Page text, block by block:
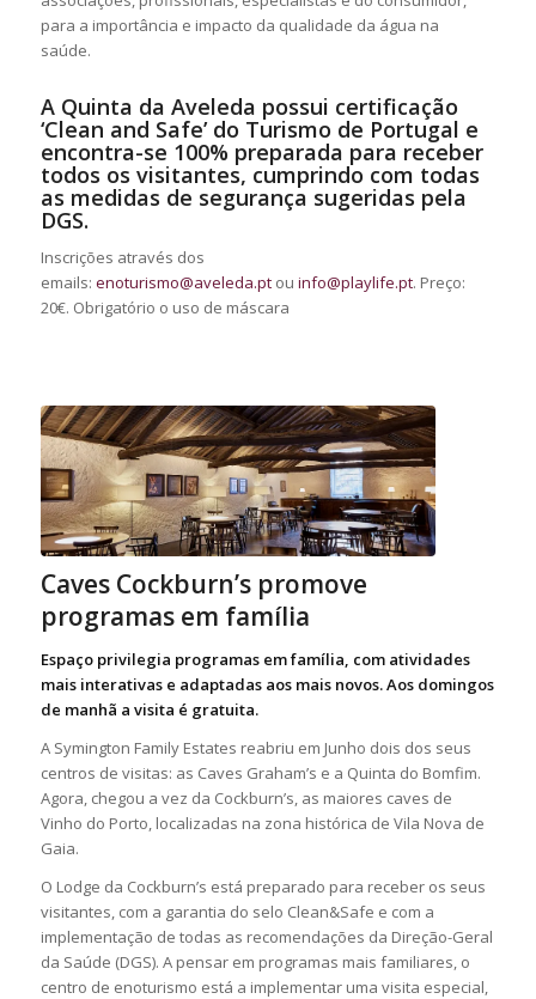
para a importância e impacto da qualidade da água na
saúde.
A Quinta da Aveleda possui certificação
‘Clean and Safe’ do Turismo de Portugal e
encontra-se 100% preparada para receber
todos os visitantes, cumprindo com todas
as medidas de segurança sugeridas pela
DGS.
Inscrições através dos
emails: enoturismo@aveleda.ptou info@playlife.pt. Preço:
20€. Obrigatório o uso de máscara
Caves Cockburn’s promove
programas em família
Espaço privilegia programas em família, com atividades
mais interativas e adaptadas aos mais novos. Aos domingos
de manhã a visita é gratuita.
A Symington Family Estates reabriu em Junho dois dos seus
centros de visitas: as Caves Graham’s e a Quinta do Bomfim.
Agora, chegou a vez da Cockburn’s, as maiores caves de
Vinho do Porto, localizadas na zona histórica de Vila Nova de
Gaia.
O Lodge da Cockburn’s está preparado para receber os seus
visitantes, com a garantia do selo Clean&Safe e com a
implementação de todas as recomendações da Direção-Geral
da Saúde (DGS). A pensar em programas mais familiares, o
centro de enoturismo está a implementar uma visita especial,